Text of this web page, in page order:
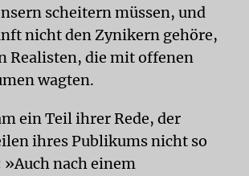
scheitern müssen, und
nicht den Zynikern gehöre,
Realisten, die mit offenen
wagten.
ein Teil ihrer Rede, der
ihres Publikums nicht so
»Auch nach einem